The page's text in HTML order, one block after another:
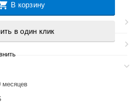
В корзину
в один клик
месяцев